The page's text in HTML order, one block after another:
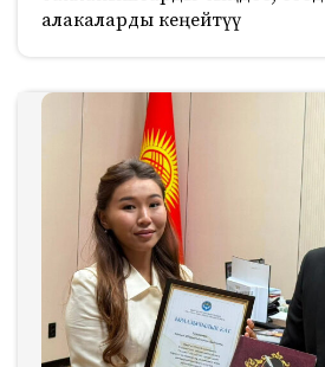
алакаларды кеңейтүү